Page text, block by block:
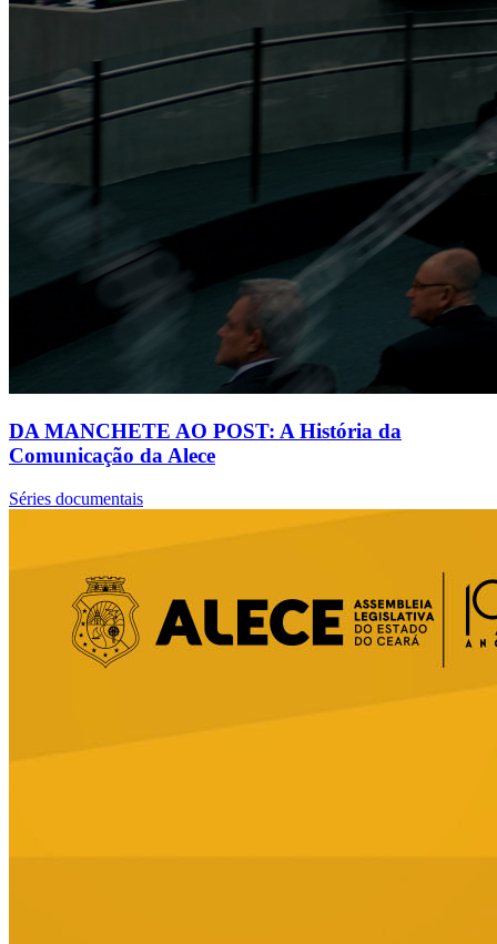
DA MANCHETE AO POST: A História da
Comunicação da Alece
Séries documentais